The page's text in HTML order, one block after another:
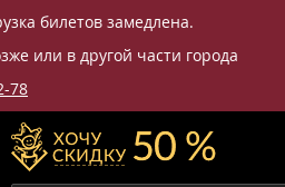
билетов замедлена.
или в другой части города
78